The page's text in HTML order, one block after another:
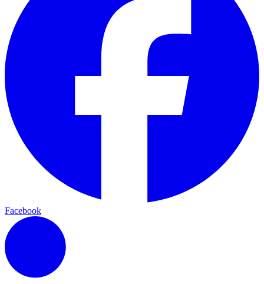
Facebook